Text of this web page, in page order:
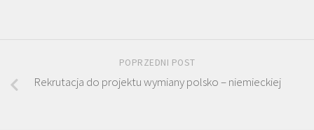
POPRZEDNI POST
Rekrutacja do projektu wymiany polsko – niemieckiej